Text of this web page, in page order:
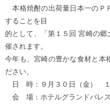
本格焼酎の出荷量日本一のＰ
することを目
的として、「第１５回 宮崎の
催されます。
今年も、宮崎の豊かな食材と本
ださい。
日 時：９月３０日（金） １
会 場：ホテルグランドパレ